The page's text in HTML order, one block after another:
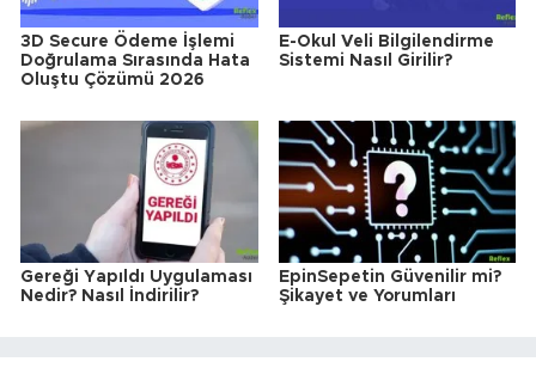
3D Secure Ödeme İşlemi
Doğrulama Sırasında Hata
Oluştu Çözümü 2026
E-Okul Veli Bilgilendirme
Sistemi Nasıl Girilir?
Gereği Yapıldı Uygulaması
Nedir? Nasıl İndirilir?
EpinSepetin Güvenilir mi?
Şikayet ve Yorumları